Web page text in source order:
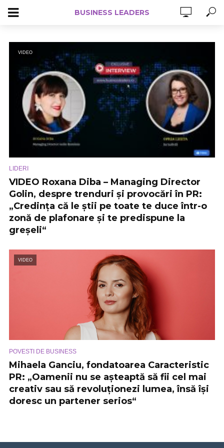
BUSINESS LEADERS
VIDEO
LIDERI
VIDEO Roxana Diba – Managing Director
Golin, despre trenduri și provocări în PR:
„Credința că le știi pe toate te duce într-o
zonă de plafonare și te predispune la
greșeli“
VIDEO
POVESTI DE BUSINESS
Mihaela Ganciu, fondatoarea Caracteristic
PR: „Oamenii nu se așteaptă să fii cel mai
creativ sau să revoluționezi lumea, însă își
doresc un partener serios“